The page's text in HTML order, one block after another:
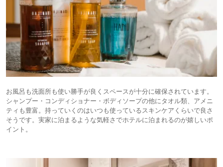
お風呂も洗面所も使い勝手が良くスペースが十分に確保されています。
シャンプー・コンディショナー・ボディソープの他にタオル類、アメニ
ティも豊富。持っていくのはいつも使っているスキンケアくらいで良さ
そうです。実家に泊まるような気軽さでホテルに泊まれるのが嬉しいポ
イント。